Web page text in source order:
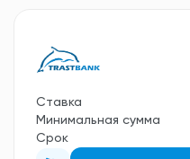
Ставка
Минимальная сумма
Срок